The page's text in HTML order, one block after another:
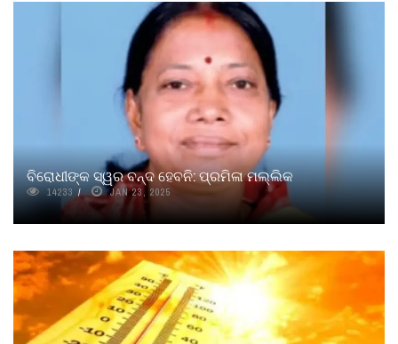
ବିରୋଧୀଙ୍କ ସ୍ୱର ବନ୍ଦ ହେବନି: ପ୍ରମିଳା ମଲ୍ଲିକ
14233 JAN 23, 2025